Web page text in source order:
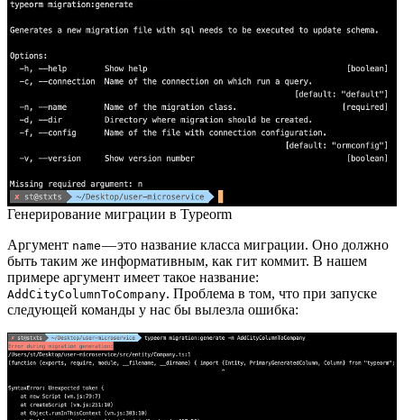
Генерирование миграции в Typeorm
Аргумент name— это название класса миграции. Оно должно
быть таким же информативным, как гит коммит. В нашем
примере аргумент имеет такое название:
AddCityColumnToCompany. Проблема в том, что при запуске
следующей команды у нас бы вылезла ошибка: